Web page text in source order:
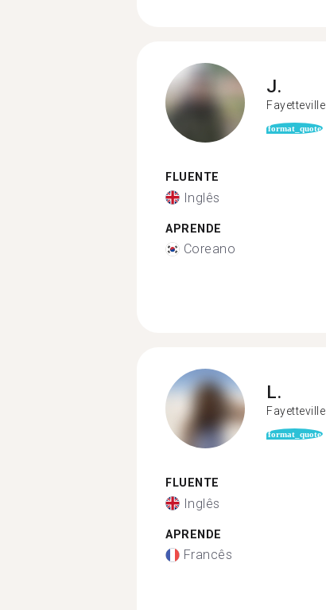
J.
Fayetteville
format_quote
FLUENTE
Inglês
APRENDE
Coreano
L.
Fayetteville
format_quote
FLUENTE
Inglês
APRENDE
Francês